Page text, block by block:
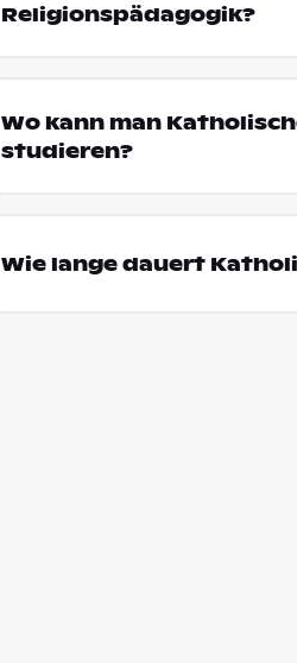
Religionspädagogik?
Wo kann man
studieren?
Wie lange dauert